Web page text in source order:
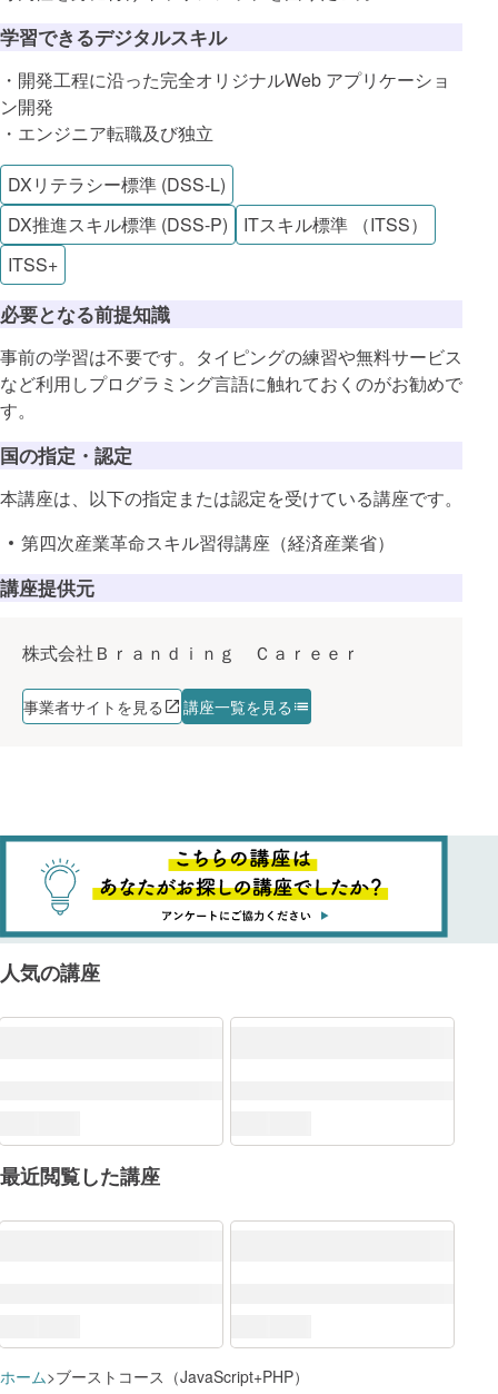
学習できるデジタルスキル
・開発工程に沿った完全オリジナルWeb アプリケーショ
ン開発
・エンジニア転職及び独立
DXリテラシー標準 (DSS-L)
DX推進スキル標準 (DSS-P)
ITスキル標準 （ITSS）
ITSS+
必要となる前提知識
事前の学習は不要です。タイピングの練習や無料サービス
など利用しプログラミング言語に触れておくのがお勧めで
す。
国の指定・認定
本講座は、以下の指定または認定を受けている講座です。
第四次産業革命スキル習得講座（経済産業省）
講座提供元
株式会社Ｂｒａｎｄｉｎｇ Ｃａｒｅｅｒ
事業者サイトを見る 講座一覧を見る
人気の講座
最近閲覧した講座
ホーム ブーストコース（JavaScript+PHP）
ITSS+